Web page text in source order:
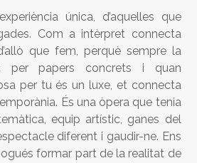
única, d’aquelles que
Com a intèrpret connecta
que fem, perquè sempre la
per papers concrets i quan
per tu és un luxe, et connecta
És una òpera que tenia
equip artístic, ganes del
diferent i gaudir-ne. Ens
formar part de la realitat de